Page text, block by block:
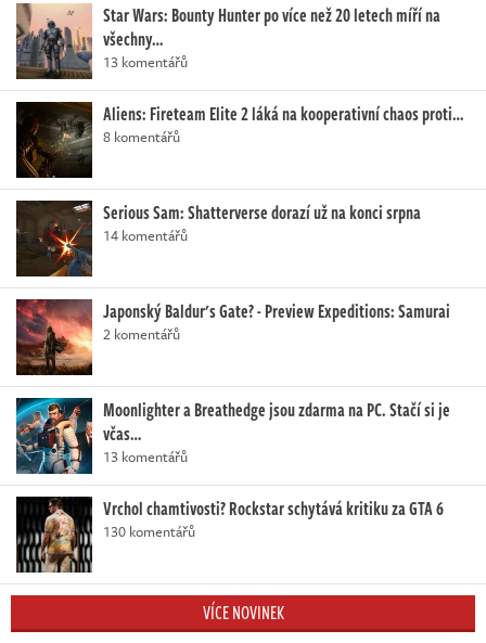
Star Wars: Bounty Hunter po více než 20 letech míří na
všechny…
13 komentářů
Aliens: Fireteam Elite 2 láká na kooperativní chaos proti…
8 komentářů
Serious Sam: Shatterverse dorazí už na konci srpna
14 komentářů
Japonský Baldur's Gate? - Preview Expeditions: Samurai
2 komentářů
Moonlighter a Breathedge jsou zdarma na PC. Stačí si je
včas…
13 komentářů
Vrchol chamtivosti? Rockstar schytává kritiku za GTA 6
130 komentářů
VÍCE NOVINEK